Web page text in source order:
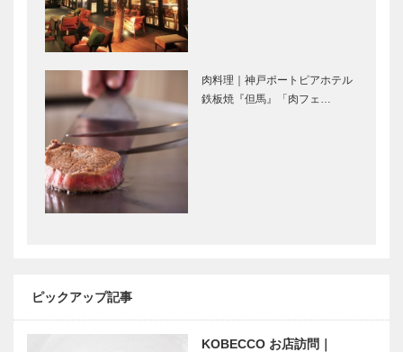
らしと健康
65
神戸鉄人伝
（こうべくろ
がねびとで
ん） 神戸の
芸術・文化人
編 第37回
田辺眞人の
まっこと！ラ
KOBEアスリ
ートドリー
浮世絵にみ
肉料理｜神戸ポートピアホテル
鉄板焼『但馬』「肉フェ…
ピックアップ記事
KOBECCO お店訪問｜